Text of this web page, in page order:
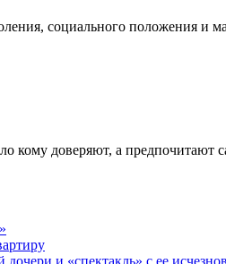
социального положения и
доверяют, а предпочитают
и «спектакль» с ее